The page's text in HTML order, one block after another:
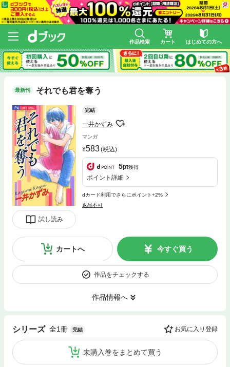
作品検索 カート はじめての方へ
最新刊 それでも君を奪う
試し読み
完結
一井かずみ
マンガ
583(税込)
5pt獲得
ポイント詳細
dカード利用でさらにポイント+2%
返品不可
カートへ 今すぐ買う
作品をチェックする
作品情報へ
シリーズ 全1冊 完結 お気に入り登録
未購入巻をまとめて買う